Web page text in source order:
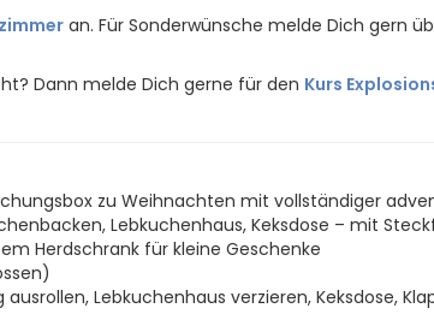
an. Für Sonderwünsche melde Dich gern
Dann melde Dich gerne für den Kurs
zu Weihnachten mit vollständiger
Lebkuchenhaus, Keksdose – mit
Herdschrank für kleine Geschenke
Lebkuchenhaus verzieren, Keksdose,